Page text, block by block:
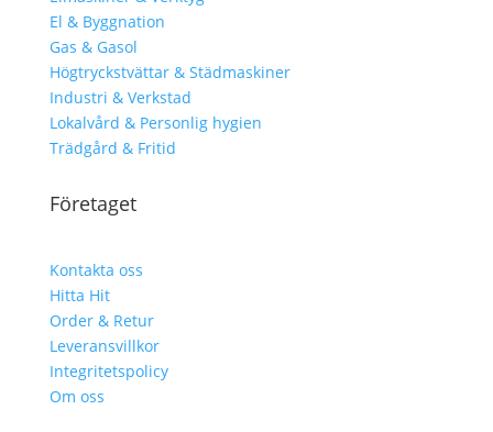
El & Byggnation
Gas & Gasol
Högtryckstvättar & Städmaskiner
Industri & Verkstad
Lokalvård & Personlig hygien
Trädgård & Fritid
Företaget
Kontakta oss
Hitta Hit
Order & Retur
Leveransvillkor
Integritetspolicy
Om oss